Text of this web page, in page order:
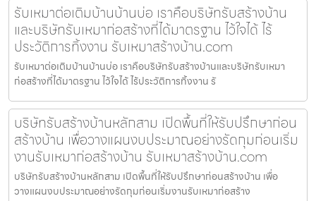
รับเหมาต่อเติมบ้านบ้านบ่อ เราคือบริษัทรับสร้างบ้าน
และบริษัทรับเหมาก่อสร้างที่ได้มาตรฐาน ไว้ใจได้ ไร้
ประวัติการทิ้งงาน รับเหมาสร้างบ้าน.com
รับเหมาต่อเติมบ้านบ้านบ่อ เราคือบริษัทรับสร้างบ้านและบริษัทรับเหมา
ก่อสร้างที่ได้มาตรฐาน ไว้ใจได้ ไร้ประวัติการทิ้งงาน รั
บริษัทรับสร้างบ้านหลักสาม เปิดพื้นที่ให้รับปรึกษาก่อน
สร้างบ้าน เพื่อวางแผนงบประมาณอย่างรัดกุมก่อนเริ่ม
งานรับเหมาก่อสร้างบ้าน รับเหมาสร้างบ้าน.com
บริษัทรับสร้างบ้านหลักสาม เปิดพื้นที่ให้รับปรึกษาก่อนสร้างบ้าน เพื่อ
วางแผนงบประมาณอย่างรัดกุมก่อนเริ่มงานรับเหมาก่อสร้าง